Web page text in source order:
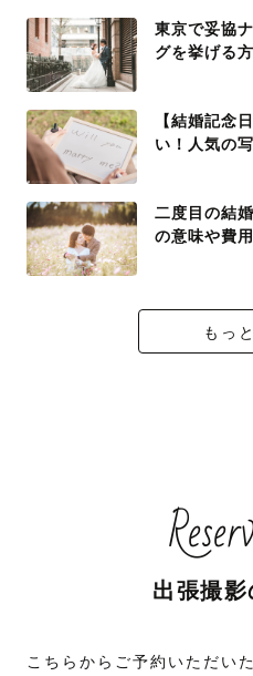
東京で妥協
グを挙げる
【結婚記念
い！人気の
二度目の結
の意味や費
もっ
出張撮
こちらからご予約いただい